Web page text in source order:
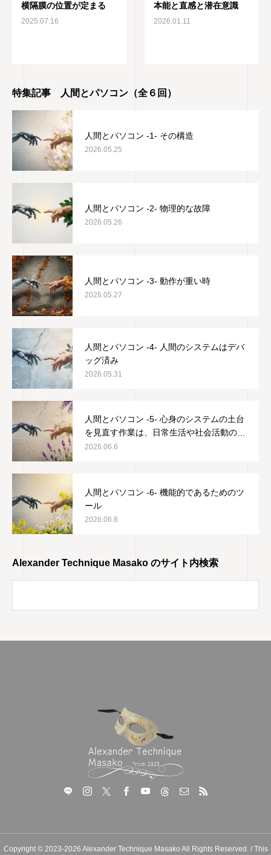
横隔膜の位置が定まる
2025.07.16
本能と直感と潜在意識
2026.01.11
特集記事 人間とパソコン（全６回）
人間とパソコン -1- その構造
2026.05.25
人間とパソコン -2- 物理的な故障
2026.05.26
人間とパソコン -3- 動作が重い時
2026.05.27
人間とパソコン -4- 人間のシステムはデバ
ッグ済み
2026.05.31
人間とパソコン -5- 心身のシステムの土台
を見直す作業は、日常生活や社会活動の邪
魔をしない
2026.06.6
人間とパソコン -6- 機能的であるためのツ
ール
2026.06.8
Alexander Technique Masako のサイト内検索
Copyright © 2023-2026 Alexander Technique Masako All Rights Reserved. / This